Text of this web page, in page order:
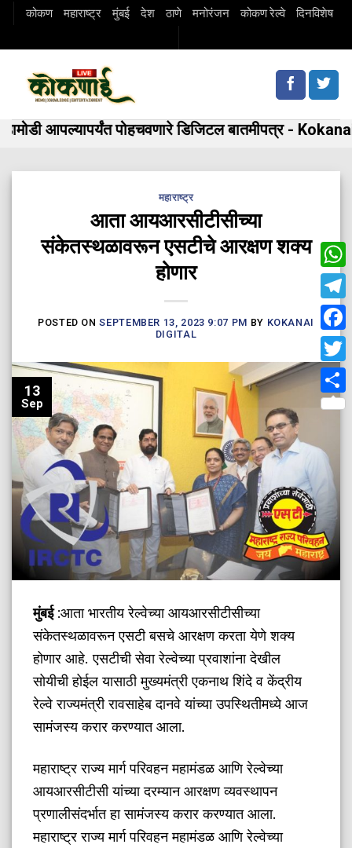
Skipकोकण महाराष्ट्र मुंबई देश ठाणे मनोरंजन कोकण रेल्वे दिनविशेष
आपल्यापर्यंत पोहचवणारे डिजिटल बातमीपत्र - Kokanai
महाराष्ट्र
आता आयआरसीटीसीच्या
संकेतस्थळावरून एसटीचे आरक्षण शक्य
होणार
POSTED ONSEPTEMBER 13, 2023 9:07 PM BY KOKANAI
DIGITAL
13
Sep
मुंबई:आता भारतीय रेल्वेच्या आयआरसीटीसीच्या
संकेतस्थळावरून एसटी बसचे आरक्षण करता येणे शक्य
होणार आहे. एसटीची सेवा रेल्वेच्या प्रवाशांना देखील
सोयीची होईल यासाठी मुख्यमंत्री एकनाथ शिंदे व केंद्रीय
रेल्वे राज्यमंत्री रावसाहेब दानवे यांच्या उपस्थितीमध्ये आज
सामंजस्य करार करण्यात आला.
महाराष्ट्र राज्य मार्ग परिवहन महामंडळ आणि रेल्वेच्या
आयआरसीटीसी यांच्या दरम्यान आरक्षण व्यवस्थापन
प्रणालीसंदर्भात हा सामंजस्य करार करण्यात आला.
महाराष्ट्र राज्य मार्ग परिवहन महामंडळ आणि रेल्वेच्या